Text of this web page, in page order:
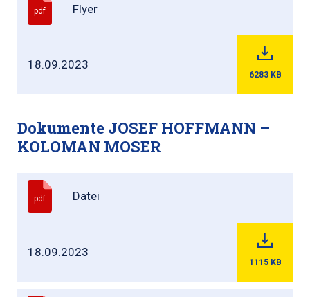
pdf Flyer
18.09.2023
6283 KB
Dokumente JOSEF HOFFMANN –
KOLOMAN MOSER
pdf Datei
18.09.2023
1115 KB